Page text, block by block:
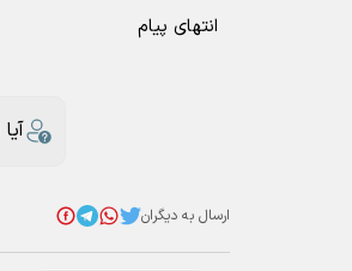
انتهای پیام
ارسال به دیگران